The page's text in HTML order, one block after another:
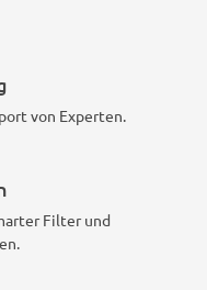
von Experten.
Filter und